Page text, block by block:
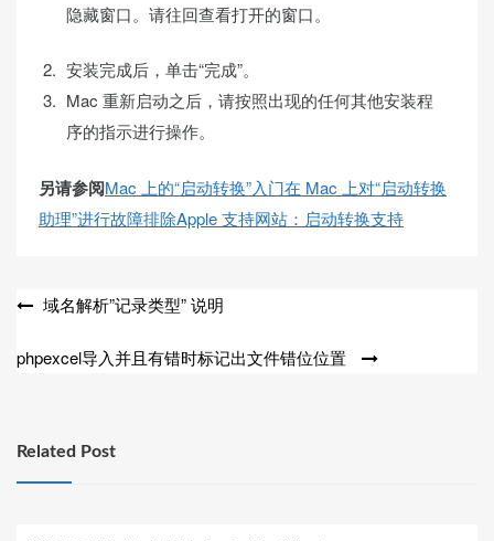
隐藏窗口。请往回查看打开的窗口。
安装完成后，单击“完成”。
Mac 重新启动之后，请按照出现的任何其他安装程
序的指示进行操作。
另请参阅Mac 上的“启动转换”入门在 Mac 上对“启动转换
助理”进行故障排除Apple 支持网站：启动转换支持
文
导
域名解析”记录类型” 说明
phpexcel导入并且有错时标记出文件错位位置
Related Post